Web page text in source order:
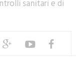
sanitari e di